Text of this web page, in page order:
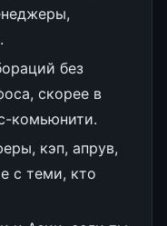
без
скорее в
комьюнити.
кэп, апрув,
с теми, кто